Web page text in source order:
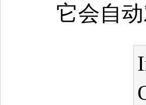
它会自